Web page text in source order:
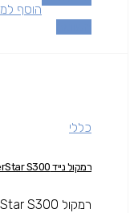
הוסף
כללי
רמקול נייד Monster SuperStar S300 בלוטוס – שחור